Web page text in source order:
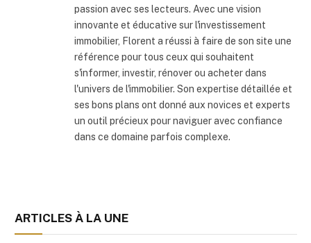
passion avec ses lecteurs. Avec une vision
innovante et éducative sur l'investissement
immobilier, Florent a réussi à faire de son site une
référence pour tous ceux qui souhaitent
s'informer, investir, rénover ou acheter dans
l'univers de l'immobilier. Son expertise détaillée et
ses bons plans ont donné aux novices et experts
un outil précieux pour naviguer avec confiance
dans ce domaine parfois complexe.
ARTICLES À LA UNE